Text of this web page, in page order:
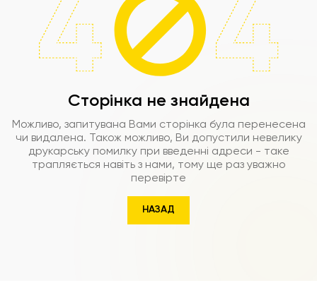
Сторінка не знайдена
Можливо, запитувана Вами сторінка була перенесена
чи видалена. Також можливо, Ви допустили невелику
друкарську помилку при введенні адреси - таке
трапляється навіть з нами, тому ще раз уважно
перевірте
НАЗАД